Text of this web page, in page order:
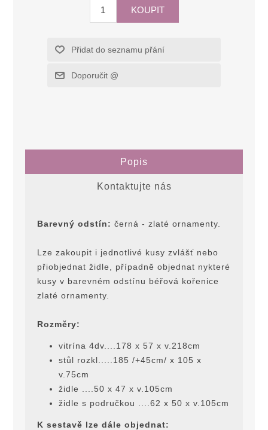
Popis
Kontaktujte nás
Barevný odstín: černá - zlaté ornamenty.
Lze zakoupit i jednotlivé kusy zvlášť nebo
přiobjednat židle, případnĕ objednat nykteré
kusy v barevném odstínu béřová kořenice
zlaté ornamenty.
Rozměry:
vitrína 4dv....178 x 57 x v.218cm
stůl rozkl.....185 /+45cm/ x 105 x
v.75cm
židle ....50 x 47 x v.105cm
židle s područkou ....62 x 50 x v.105cm
K sestavě lze dále objednat: